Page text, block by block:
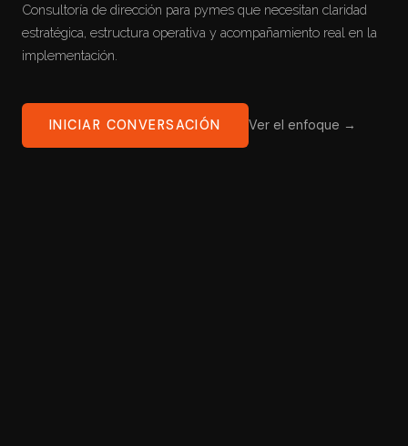
Consultoría de dirección para pymes que necesitan claridad
estratégica, estructura operativa y acompañamiento real en la
implementación.
INICIAR CONVERSACIÓN Ver el enfoque →